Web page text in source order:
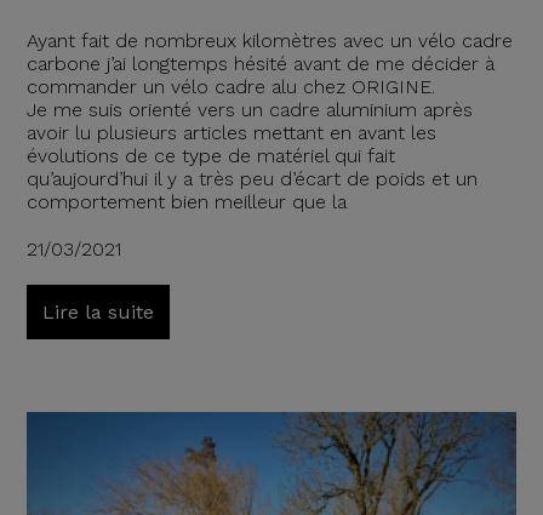
Ayant fait de nombreux kilomètres avec un vélo cadre
carbone j’ai longtemps hésité avant de me décider à
commander un vélo cadre alu chez ORIGINE.
Je me suis orienté vers un cadre aluminium après
avoir lu plusieurs articles mettant en avant les
évolutions de ce type de matériel qui fait
qu’aujourd’hui il y a très peu d’écart de poids et un
comportement bien meilleur que la
21/03/2021
Lire la suite